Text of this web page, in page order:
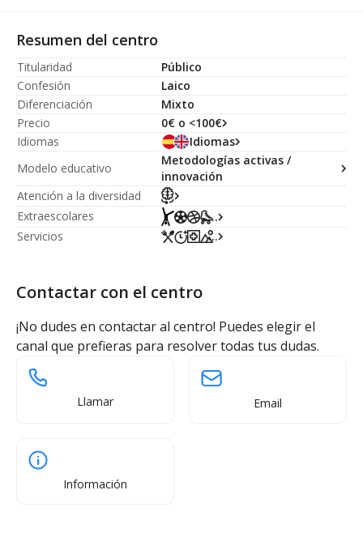
Resumen del centro
Titularidad
Público
Confesión
Laico
Diferenciación
Mixto
Precio
0€ o <100€
Idiomas
Idiomas
Modelo educativo
Metodologías activas /
innovación
Atención a la diversidad
Extraescolares
...
Servicios
...
Contactar con el centro
¡No dudes en contactar al centro! Puedes elegir el
canal que prefieras para resolver todas tus dudas.
Llamar Email
Información